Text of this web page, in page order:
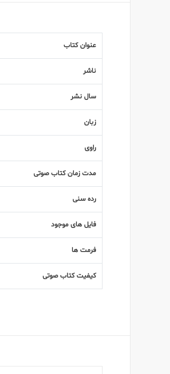
عنوان کتاب
ناشر
سال نشر
زبان
راوی
مدت زمان کتاب صوتی
رده سنی
فایل های موجود
فرمت ها
کیفیت کتاب صوتی